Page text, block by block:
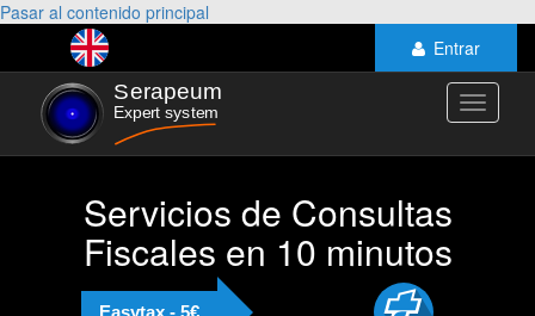
Pasar al contenido principal
Entrar
Toggle
Servicios de Consultas
Fiscales en 10 minutos